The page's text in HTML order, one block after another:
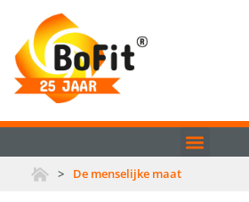
> De menselijke maat